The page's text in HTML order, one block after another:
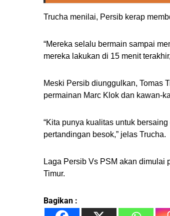
Trucha menilai, Persib kerap
“Mereka selalu bermain sampai
mereka lakukan di 15 menit
Meski Persib diunggulkan, Tomas
permainan Marc Klok dan kawan-
“Kita punya kualitas untuk
pertandingan besok,” jelas Trucha.
Laga Persib Vs PSM akan dimulai
Timur.
Bagikan :